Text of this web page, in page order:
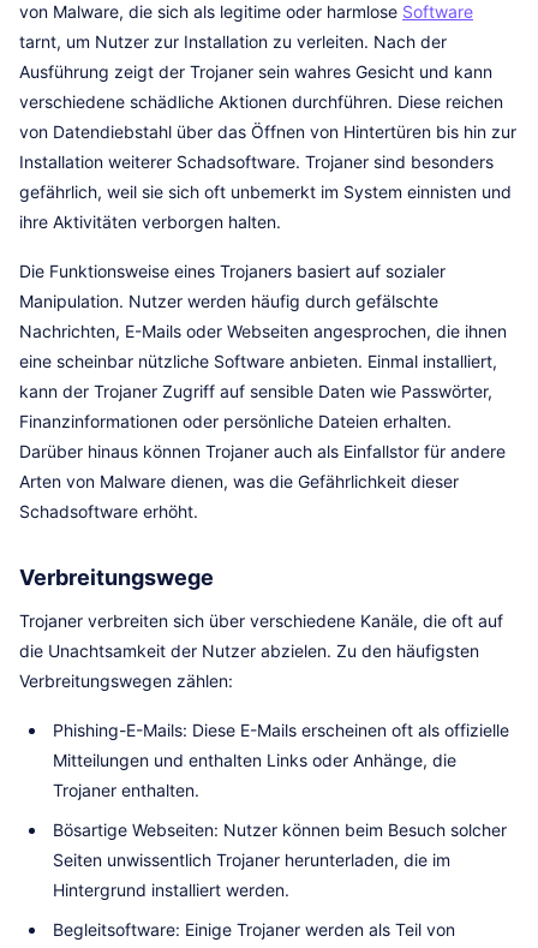
von Malware, die sich als legitime oder harmlose Software
tarnt, um Nutzer zur Installation zu verleiten. Nach der
Ausführung zeigt der Trojaner sein wahres Gesicht und kann
verschiedene schädliche Aktionen durchführen. Diese reichen
von Datendiebstahl über das Öffnen von Hintertüren bis hin zur
Installation weiterer Schadsoftware. Trojaner sind besonders
gefährlich, weil sie sich oft unbemerkt im System einnisten und
ihre Aktivitäten verborgen halten.
Die Funktionsweise eines Trojaners basiert auf sozialer
Manipulation. Nutzer werden häufig durch gefälschte
Nachrichten, E-Mails oder Webseiten angesprochen, die ihnen
eine scheinbar nützliche Software anbieten. Einmal installiert,
kann der Trojaner Zugriff auf sensible Daten wie Passwörter,
Finanzinformationen oder persönliche Dateien erhalten.
Darüber hinaus können Trojaner auch als Einfallstor für andere
Arten von Malware dienen, was die Gefährlichkeit dieser
Schadsoftware erhöht.
Verbreitungswege
Trojaner verbreiten sich über verschiedene Kanäle, die oft auf
die Unachtsamkeit der Nutzer abzielen. Zu den häufigsten
Verbreitungswegen zählen:
Phishing-E-Mails: Diese E-Mails erscheinen oft als offizielle
Mitteilungen und enthalten Links oder Anhänge, die
Trojaner enthalten.
Bösartige Webseiten: Nutzer können beim Besuch solcher
Seiten unwissentlich Trojaner herunterladen, die im
Hintergrund installiert werden.
Begleitsoftware: Einige Trojaner werden als Teil von